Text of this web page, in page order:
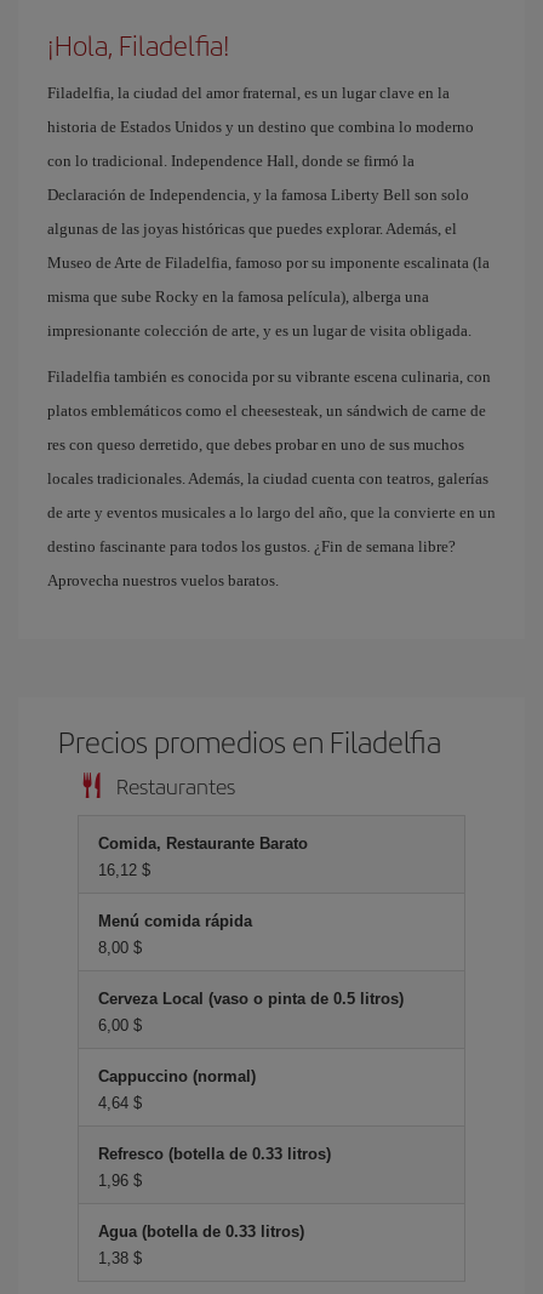
¡Hola, Filadelfia!
Filadelfia, la ciudad del amor fraternal, es un lugar clave en la
historia de Estados Unidos y un destino que combina lo moderno
con lo tradicional. Independence Hall, donde se firmó la
Declaración de Independencia, y la famosa Liberty Bell son solo
algunas de las joyas históricas que puedes explorar. Además, el
Museo de Arte de Filadelfia, famoso por su imponente escalinata (la
misma que sube Rocky en la famosa película), alberga una
impresionante colección de arte, y es un lugar de visita obligada.
Filadelfia también es conocida por su vibrante escena culinaria, con
platos emblemáticos como el cheesesteak, un sándwich de carne de
res con queso derretido, que debes probar en uno de sus muchos
locales tradicionales. Además, la ciudad cuenta con teatros, galerías
de arte y eventos musicales a lo largo del año, que la convierte en un
destino fascinante para todos los gustos. ¿Fin de semana libre?
Aprovecha nuestros vuelos baratos.
Precios promedios en Filadelfia
Restaurantes
Comida, Restaurante Barato
16,12 $
Menú comida rápida
8,00 $
Cerveza Local (vaso o pinta de 0.5 litros)
6,00 $
Cappuccino (normal)
4,64 $
Refresco (botella de 0.33 litros)
1,96 $
Agua (botella de 0.33 litros)
1,38 $